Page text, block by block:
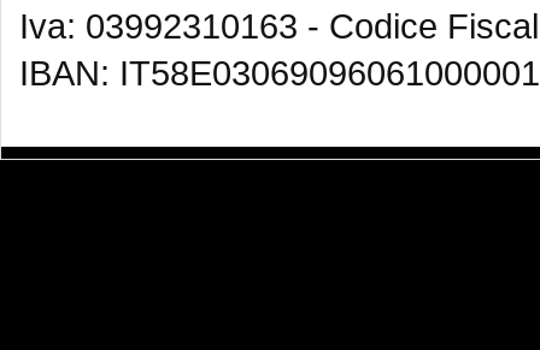
Iva: 03992310163 - Codice
IBAN: